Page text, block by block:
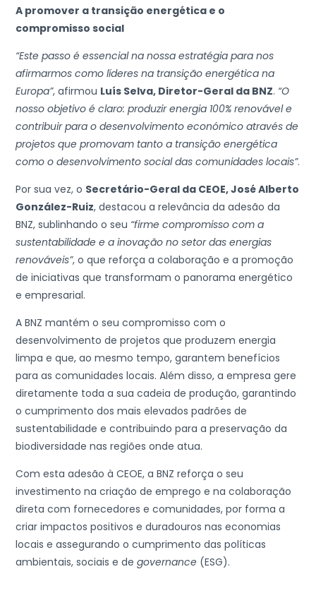
A promover a transição energética e o
compromisso social
“Este passo é essencial na nossa estratégia para nos
afirmarmos como líderes na transição energética na
Europa”, afirmou Luís Selva, Diretor-Geral da BNZ. “O
nosso objetivo é claro: produzir energia 100% renovável e
contribuir para o desenvolvimento económico através de
projetos que promovam tanto a transição energética
como o desenvolvimento social das comunidades locais”.
Por sua vez, o Secretário-Geral da CEOE, José Alberto
González-Ruiz, destacou a relevância da adesão da
BNZ, sublinhando o seu “firme compromisso com a
sustentabilidade e a inovação no setor das energias
renováveis”, o que reforça a colaboração e a promoção
de iniciativas que transformam o panorama energético
e empresarial.
A BNZ mantém o seu compromisso com o
desenvolvimento de projetos que produzem energia
limpa e que, ao mesmo tempo, garantem benefícios
para as comunidades locais. Além disso, a empresa gere
diretamente toda a sua cadeia de produção, garantindo
o cumprimento dos mais elevados padrões de
sustentabilidade e contribuindo para a preservação da
biodiversidade nas regiões onde atua.
Com esta adesão à CEOE, a BNZ reforça o seu
investimento na criação de emprego e na colaboração
direta com fornecedores e comunidades, por forma a
criar impactos positivos e duradouros nas economias
locais e assegurando o cumprimento das políticas
ambientais, sociais e degovernance (ESG).